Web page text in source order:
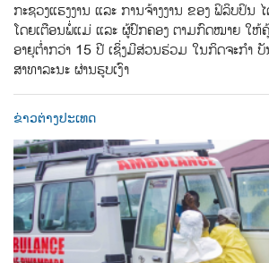
ກະຊວງແຮງງານ ແລະ ການຈ້າງງານ ຂອງ ຟິລິບປິນ
ໂດຍເຕືອນພໍ່ແມ່ ແລະ ຜູ້ປົກຄອງ ຕາມກົດໝາຍ ໃ
ອາຍຸຕ່ຳກວ່າ 15 ປີ ເຊິ່ງມີສ່ວນຮ່ວມ ໃນກິດຈະກຳ
ສາທາລະນະ ຜ່ານຮູບເງົາ
ຂ່າວຕ່າງປະເທດ